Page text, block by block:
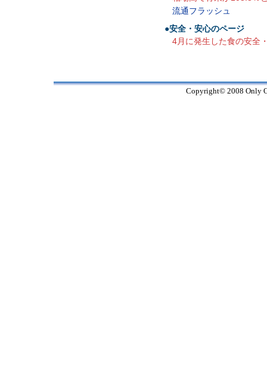
流通フラッシュ
●安全・安心のページ
4月に発生した食の安全
Copyright© 2008 Only